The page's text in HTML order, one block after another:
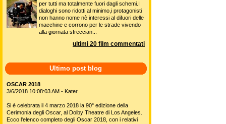
per tutti ma totalmente fuori dagli schemi.I
dialoghi sono ridotti al minimo,i protagonisti
non hanno nome nè interessi al difuori delle
macchine e corrono per le strade vivendo
alla giornata sfreccian...
ultimi 20 film commentati
Ultimo post blog
OSCAR 2018
3/6/2018 10:08:03 AM - Kater
Si è celebrata il 4 marzo 2018 la 90° edizione della
Cerimonia degli Oscar, al Dolby Theatre di Los Angeles.
Ecco l'elenco completo degli Oscar 2018, con i relativi